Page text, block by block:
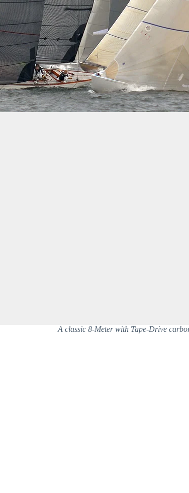
A classic 8-Meter with Tape-Drive